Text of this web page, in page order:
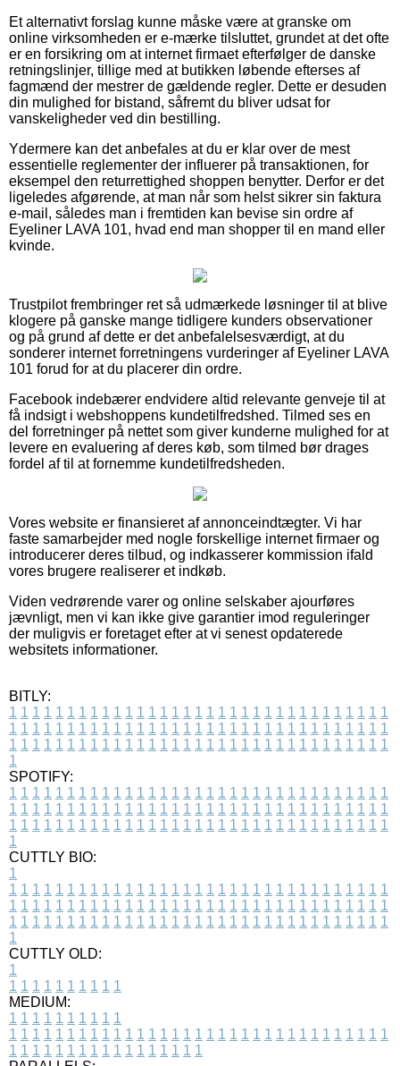
Et alternativt forslag kunne måske være at granske om
online virksomheden er e-mærke tilsluttet, grundet at det ofte
er en forsikring om at internet firmaet efterfølger de danske
retningslinjer, tillige med at butikken løbende efterses af
fagmænd der mestrer de gældende regler. Dette er desuden
din mulighed for bistand, såfremt du bliver udsat for
vanskeligheder ved din bestilling.
Ydermere kan det anbefales at du er klar over de mest
essentielle reglementer der influerer på transaktionen, for
eksempel den returrettighed shoppen benytter. Derfor er det
ligeledes afgørende, at man når som helst sikrer sin faktura
e-mail, således man i fremtiden kan bevise sin ordre af
Eyeliner LAVA 101, hvad end man shopper til en mand eller
kvinde.
Trustpilot frembringer ret så udmærkede løsninger til at blive
klogere på ganske mange tidligere kunders observationer
og på grund af dette er det anbefalelsesværdigt, at du
sonderer internet forretningens vurderinger af Eyeliner LAVA
101 forud for at du placerer din ordre.
Facebook indebærer endvidere altid relevante genveje til at
få indsigt i webshoppens kundetilfredshed. Tilmed ses en
del forretninger på nettet som giver kunderne mulighed for at
levere en evaluering af deres køb, som tilmed bør drages
fordel af til at fornemme kundetilfredsheden.
Vores website er finansieret af annonceindtægter. Vi har
faste samarbejder med nogle forskellige internet firmaer og
introducerer deres tilbud, og indkasserer kommission ifald
vores brugere realiserer et indkøb.
Viden vedrørende varer og online selskaber ajourføres
jævnligt, men vi kan ikke give garantier imod reguleringer
der muligvis er foretaget efter at vi senest opdaterede
websitets informationer.
BITLY:
1 1 1 1 1 1 1 1 1 1 1 1 1 1 1 1 1 1 1 1 1 1 1 1 1 1 1 1 1 1 1 1 1
1 1 1 1 1 1 1 1 1 1 1 1 1 1 1 1 1 1 1 1 1 1 1 1 1 1 1 1 1 1 1 1 1
1 1 1 1 1 1 1 1 1 1 1 1 1 1 1 1 1 1 1 1 1 1 1 1 1 1 1 1 1 1 1 1 1
1
SPOTIFY:
1 1 1 1 1 1 1 1 1 1 1 1 1 1 1 1 1 1 1 1 1 1 1 1 1 1 1 1 1 1 1 1 1
1 1 1 1 1 1 1 1 1 1 1 1 1 1 1 1 1 1 1 1 1 1 1 1 1 1 1 1 1 1 1 1 1
1 1 1 1 1 1 1 1 1 1 1 1 1 1 1 1 1 1 1 1 1 1 1 1 1 1 1 1 1 1 1 1 1
1
CUTTLY BIO:
1
1 1 1 1 1 1 1 1 1 1 1 1 1 1 1 1 1 1 1 1 1 1 1 1 1 1 1 1 1 1 1 1 1
1 1 1 1 1 1 1 1 1 1 1 1 1 1 1 1 1 1 1 1 1 1 1 1 1 1 1 1 1 1 1 1 1
1 1 1 1 1 1 1 1 1 1 1 1 1 1 1 1 1 1 1 1 1 1 1 1 1 1 1 1 1 1 1 1 1
1
CUTTLY OLD:
1
1 1 1 1 1 1 1 1 1 1
MEDIUM:
1 1 1 1 1 1 1 1 1 1
1 1 1 1 1 1 1 1 1 1 1 1 1 1 1 1 1 1 1 1 1 1 1 1 1 1 1 1 1 1 1 1 1
1 1 1 1 1 1 1 1 1 1 1 1 1 1 1 1 1